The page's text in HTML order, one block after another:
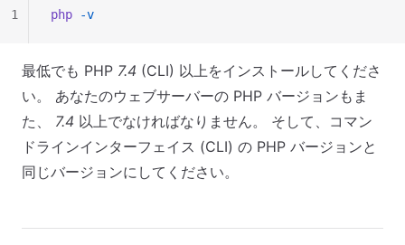
php -v
1
最低でも PHP 7.4 (CLI) 以上をインストールしてくださ
い。 あなたのウェブサーバーの PHP バージョンもま
た、 7.4 以上でなければなりません。 そして、コマン
ドラインインターフェイス (CLI) の PHP バージョンと
同じバージョンにしてください。